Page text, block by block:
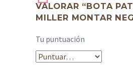
VALORAR “BOTA
MILLER MONTAR
Tu puntuación